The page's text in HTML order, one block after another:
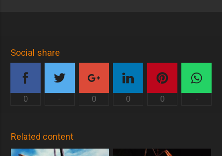
Social share
0 - 0 0 0 -
Related content